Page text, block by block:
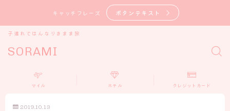
キャッチフレーズ ボタンテキスト
SORAMI
子連れではんなりきまま旅
マイル ホテル クレジットカード
2019.10.13